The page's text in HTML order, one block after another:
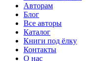
Авторам
Блог
Все авторы
Каталог
Книги под ёлку
Контакты
О нас